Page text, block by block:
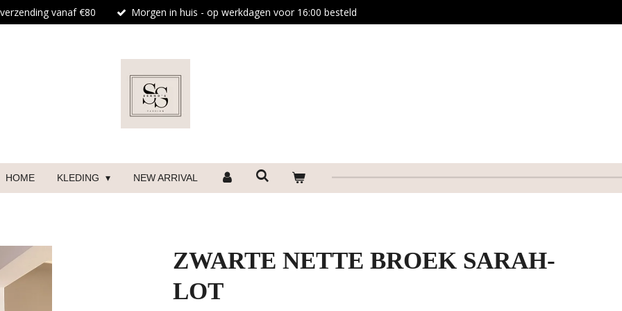
vanaf €80 Morgen in huis - op werkdagen voor 16:00 besteld
HOME KLEDING NEW ARRIVAL
ZWARTE NETTE BROEK SARAH-
LOT